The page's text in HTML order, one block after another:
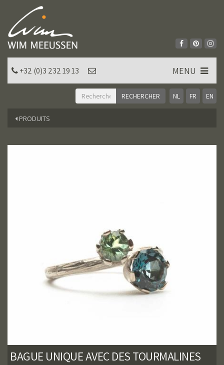
NL FR EN
+32 (0)3 232 19 13 MENU
PRODUITS
BAGUE UNIQUE AVEC DES TOURMALINES